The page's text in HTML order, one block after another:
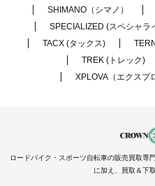
SHIMANO（シマノ）
SPECIALIZED (スペシャラ
TACX (タックス)
TREK (トレック)
XPLOVA（エクスプ
ロードバイク・スポーツ自転車の販売買取
に加え、買取＆下